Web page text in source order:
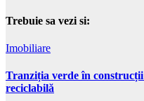
Trebuie sa vezi si:
Imobiliare
Tranziția verde în
reciclabilă